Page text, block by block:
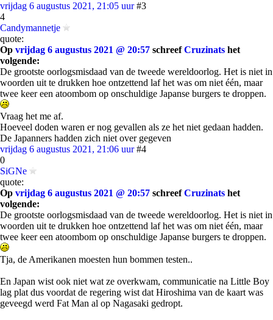
vrijdag 6 augustus 2021, 21:05 uur #3
4
Candymannetje
quote:
Op vrijdag 6 augustus 2021 @ 20:57 schreefCruzinats het
volgende:
De grootste oorlogsmisdaad van de tweede wereldoorlog. Het is niet in
woorden uit te drukken hoe ontzettend laf het was om niet één, maar
twee keer een atoombom op onschuldige Japanse burgers te droppen.
Vraag het me af.
Hoeveel doden waren er nog gevallen als ze het niet gedaan hadden.
De Japanners hadden zich niet over gegeven
vrijdag 6 augustus 2021, 21:06 uur #4
0
SiGNe
quote:
Op vrijdag 6 augustus 2021 @ 20:57 schreefCruzinats het
volgende:
De grootste oorlogsmisdaad van de tweede wereldoorlog. Het is niet in
woorden uit te drukken hoe ontzettend laf het was om niet één, maar
twee keer een atoombom op onschuldige Japanse burgers te droppen.
Tja, de Amerikanen moesten hun bommen testen..
En Japan wist ook niet wat ze overkwam, communicatie na Little Boy
lag plat dus voordat de regering wist dat Hiroshima van de kaart was
geveegd werd Fat Man al op Nagasaki gedropt.